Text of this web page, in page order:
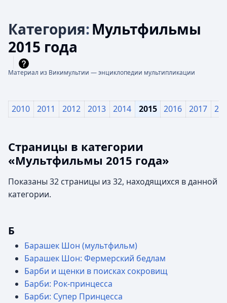
Категория:Мультфильмы
2015 года
Материал из Викимультии — энциклопедии мультипликации
2010 2011 2012 2013 2014 2015 2016 2017
Страницы в категории
«Мультфильмы 2015 года»
Показаны 32 страницы из 32, находящихся в данной
категории.
Б
Барашек Шон (мультфильм)
Барашек Шон: Фермерский бедлам
Барби и щенки в поисках сокровищ
Барби: Рок-принцесса
Барби: Супер Принцесса